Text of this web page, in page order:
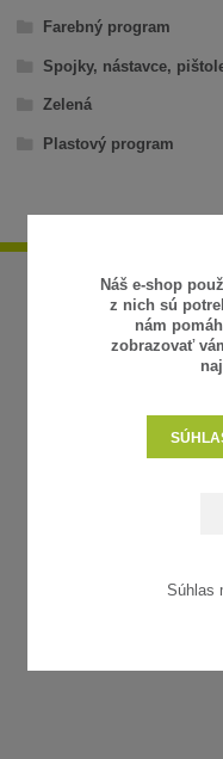
Farebný program
Spojky, nástavce,
Zelená
Plastový program
Náš e-shop
z nich sú
nám
zobrazovať
Súhlas